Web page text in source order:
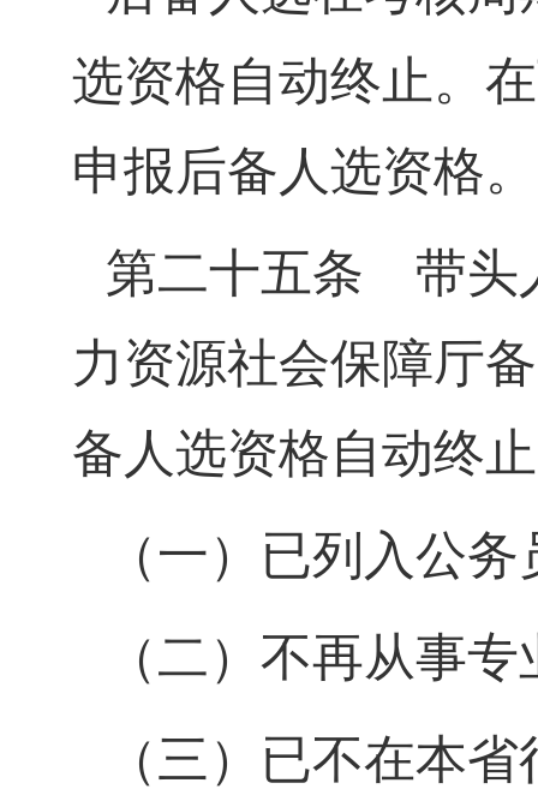
选资格自动终止。
申报后备人选资格。
第二十五条 带头
力资源社会保障厅
备人选资格自动终
（一）已列入公
（二）不再从事
（三）已不在本